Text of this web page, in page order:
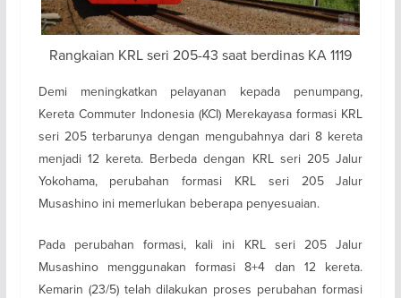
Rangkaian KRL seri 205-43 saat berdinas KA 1119
Demi meningkatkan pelayanan kepada penumpang,
Kereta Commuter Indonesia (KCI) Merekayasa formasi KRL
seri 205 terbarunya dengan mengubahnya dari 8 kereta
menjadi 12 kereta. Berbeda dengan KRL seri 205 Jalur
Yokohama, perubahan formasi KRL seri 205 Jalur
Musashino ini memerlukan beberapa penyesuaian.
Pada perubahan formasi, kali ini KRL seri 205 Jalur
Musashino menggunakan formasi 8+4 dan 12 kereta.
Kemarin (23/5) telah dilakukan proses perubahan formasi